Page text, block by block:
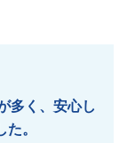
多く、安心し
。